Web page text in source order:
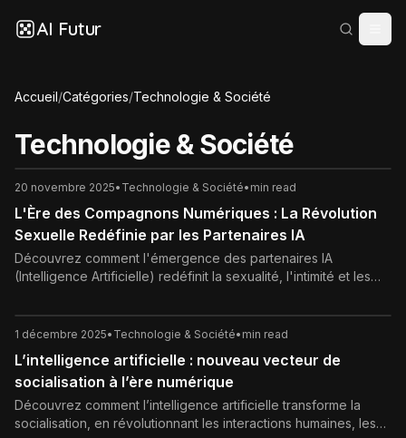
AI Futur
Accueil/Catégories/Technologie & Société
Technologie & Société
20 novembre 2025• Technologie & Société• min read
L'Ère des Compagnons Numériques : La Révolution
Sexuelle Redéfinie par les Partenaires IA
Découvrez comment l'émergence des partenaires IA
(Intelligence Artificielle) redéfinit la sexualité, l'intimité et les
psychologiques et des enjeux éthiques de cette nouvelle
révolution sexuelle numérique.
1 décembre 2025• Technologie & Société• min read
L’intelligence artificielle : nouveau vecteur de
socialisation à l’ère numérique
Découvrez comment l’intelligence artificielle transforme la
socialisation, en révolutionnant les interactions humaines, les